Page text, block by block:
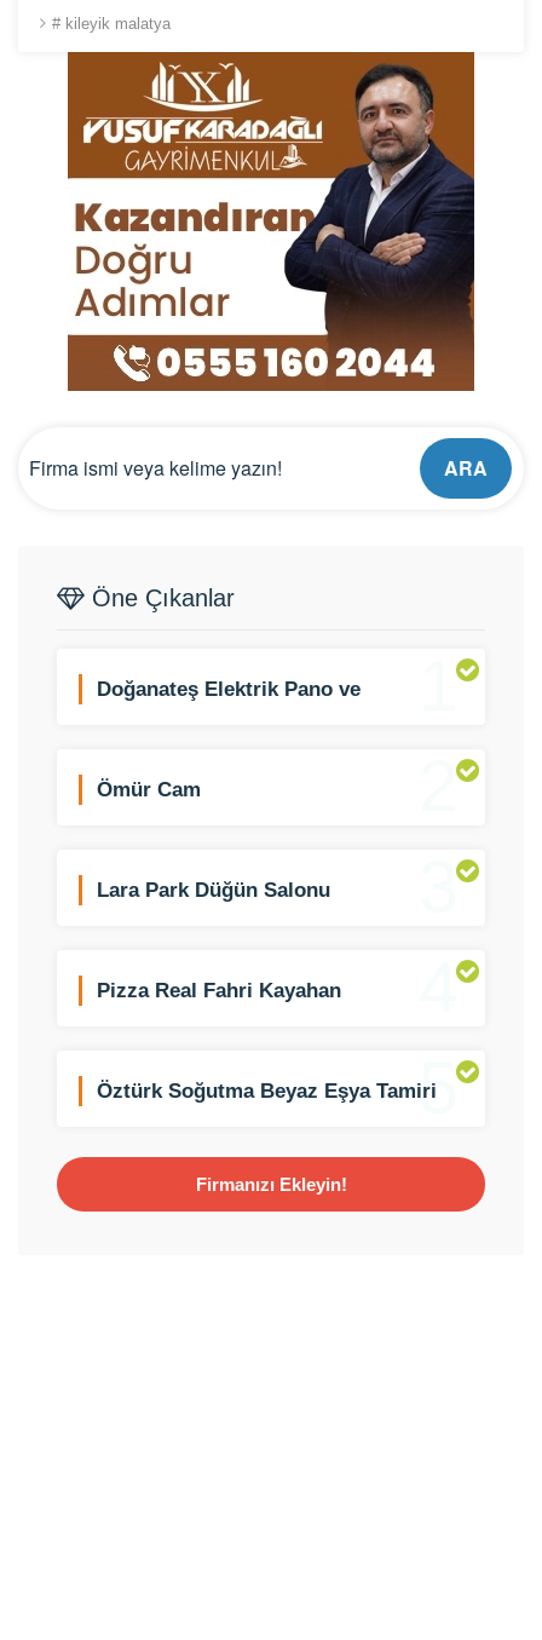
# kileyik malatya
ARA
Öne Çıkanlar
1
Doğanateş Elektrik Pano ve
2
Ömür Cam
3
Lara Park Düğün Salonu
4
Pizza Real Fahri Kayahan
5
Öztürk Soğutma Beyaz Eşya Tamiri
Firmanızı Ekleyin!